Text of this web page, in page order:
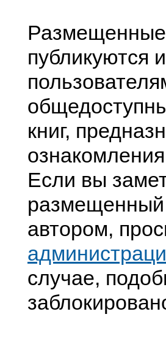
Размещенные
публикуются
книг,
Если вы
размещенный
автором,
случае,